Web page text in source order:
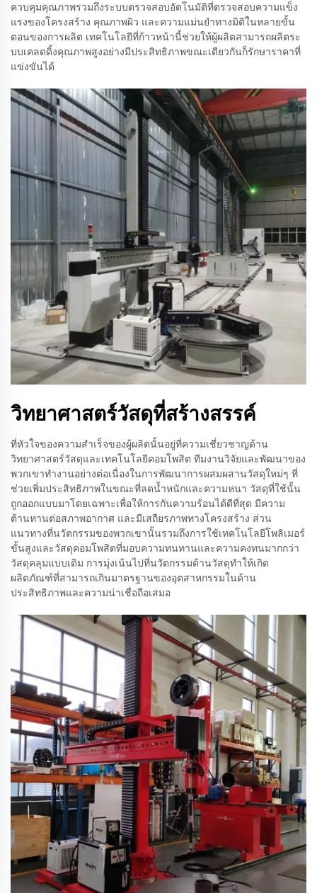
ควบคุมคุณภาพรวมถึงระบบตรวจสอบอัตโนมัติที่ตรวจสอบความแข็ง
แรงของโครงสร้าง คุณภาพผิว และความแม่นยำทางมิติในหลายขั้น
ตอนของการผลิต เทคโนโลยีที่ก้าวหน้านี้ช่วยให้ผู้ผลิตสามารถผลิตระ
บบเคลดดิ้งคุณภาพสูงอย่างมีประสิทธิภาพขณะเดียวกันก็รักษาราคาที่
แข่งขันได้
วิทยาศาสตร์วัสดุที่สร้างสรรค์
ที่หัวใจของความสำเร็จของผู้ผลิตนั้นอยู่ที่ความเชี่ยวชาญด้าน
วิทยาศาสตร์วัสดุและเทคโนโลยีคอมโพสิต ทีมงานวิจัยและพัฒนาของ
พวกเขาทำงานอย่างต่อเนื่องในการพัฒนาการผสมผสานวัสดุใหม่ๆ ที่
ช่วยเพิ่มประสิทธิภาพในขณะที่ลดน้ำหนักและความหนา วัสดุที่ใช้นั้น
ถูกออกแบบมาโดยเฉพาะเพื่อให้การกันความร้อนได้ดีที่สุด มีความ
ต้านทานต่อสภาพอากาศ และมีเสถียรภาพทางโครงสร้าง ส่วน
แนวทางที่นวัตกรรมของพวกเขานั้นรวมถึงการใช้เทคโนโลยีโพลิเมอร์
ขั้นสูงและวัสดุคอมโพสิตที่มอบความทนทานและความคงทนมากกว่า
วัสดุคลุมแบบเดิม การมุ่งเน้นไปที่นวัตกรรมด้านวัสดุทำให้เกิด
ผลิตภัณฑ์ที่สามารถเกินมาตรฐานของอุตสาหกรรมในด้าน
ประสิทธิภาพและความน่าเชื่อถือเสมอ